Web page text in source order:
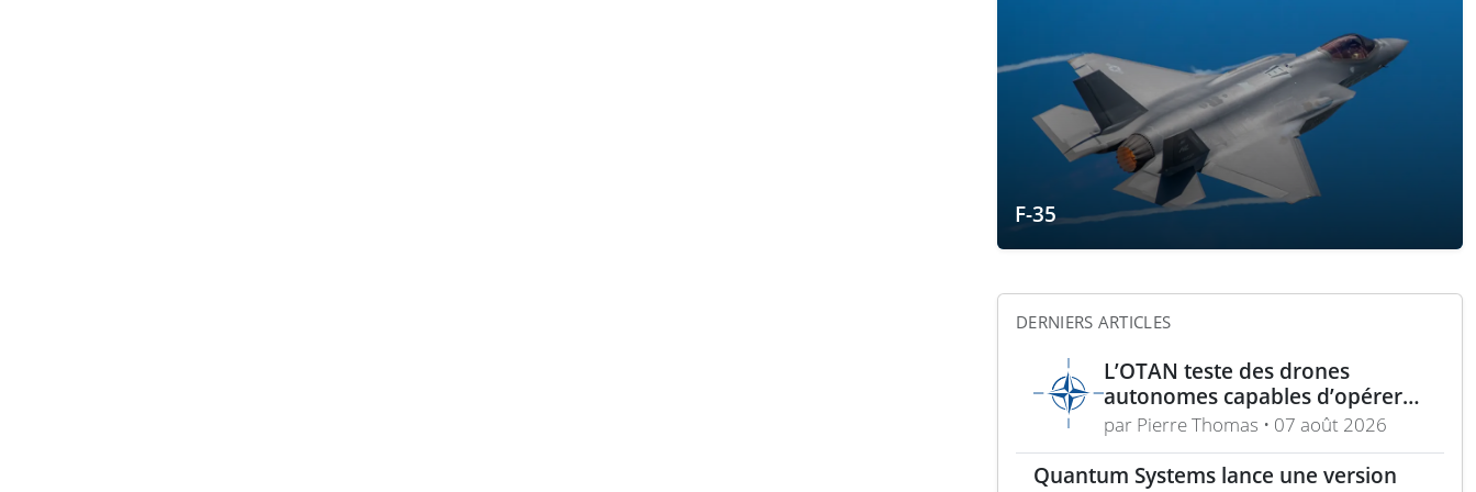
F-35
DERNIERS ARTICLES
L’OTAN teste des drones
autonomes capables d’opérer
sans GPS pour mission de
sécurité
par Pierre Thomas • 07 août 2026
Quantum Systems lance une version